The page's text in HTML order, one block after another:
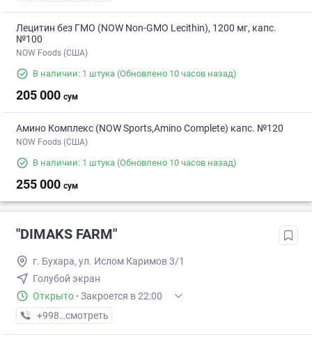
Лецитин без ГМО (NOW Non-GMO Lecithin), 1200 мг, капс.
№100
NOW Foods (США)
В наличии: 1 штука (Обновлено 10 часов назад)
205 000 сум
Амино Комплекс (NOW Sports,Amino Complete) капс. №120
NOW Foods (США)
В наличии: 1 штука (Обновлено 10 часов назад)
255 000 сум
"DIMAKS FARM"
г. Бухара, ул. Ислом Каримов 3/1
Голубой экран
Открыто · Закроется в 22:00
+998 (93) XXX-XX-XX
смотреть